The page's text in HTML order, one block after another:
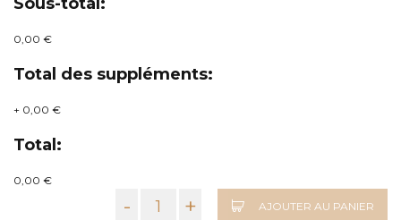
0,00 €
Total des suppléments:
+ 0,00 €
Total:
0,00 €
- + AJOUTER AU PANIER